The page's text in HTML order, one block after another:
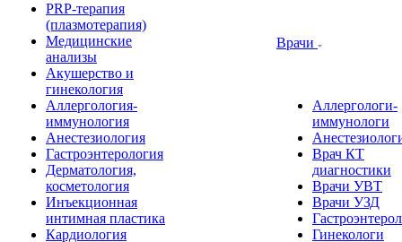
PRP-терапия
(плазмотерапия)
Медицинские
анализы
Акушерство и
гинекология
Аллергология-
иммунология
Анестезиология
Гастроэнтерология
Дерматология,
косметология
Инъекционная
интимная пластика
Кардиология
Врачи
Аллергологи-
иммунологи
Врач КТ
диагностики
Врачи УВТ
Врачи УЗД
Гинекологи